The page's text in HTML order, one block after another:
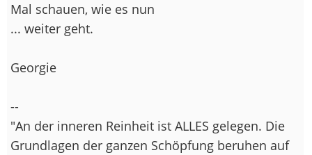
Mal schauen, wie es nun
... weiter geht.
Georgie
--
"An der inneren Reinheit ist ALLES gelegen. Die
Grundlagen der ganzen Schöpfung beruhen auf